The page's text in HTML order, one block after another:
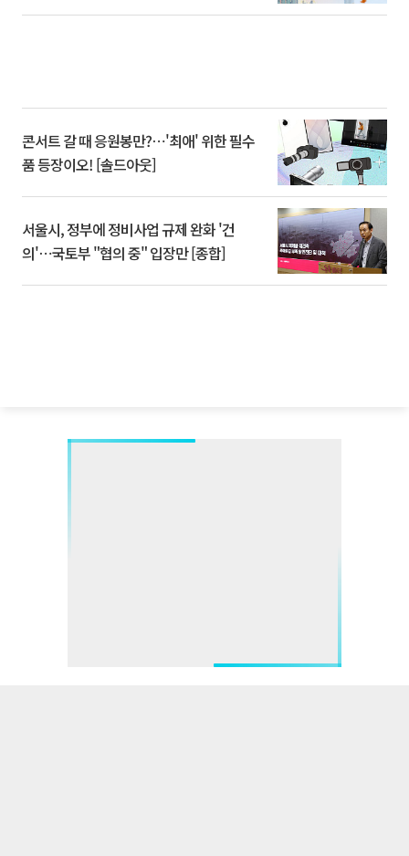
콘서트 갈 때 응원봉만?⋯'최애' 위한 필수
품 등장이오! [솔드아웃]
서울시, 정부에 정비사업 규제 완화 '건
의'⋯국토부 "협의 중" 입장만 [종합]